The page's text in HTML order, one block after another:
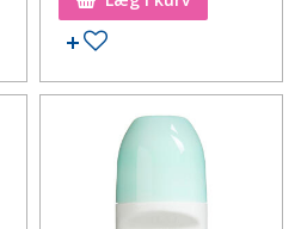
Tilføj til ønskeseddel